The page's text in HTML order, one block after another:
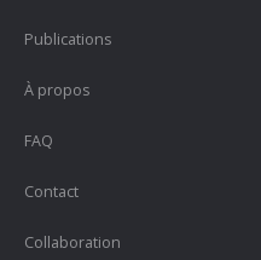
Publications
À propos
FAQ
Contact
Collaboration